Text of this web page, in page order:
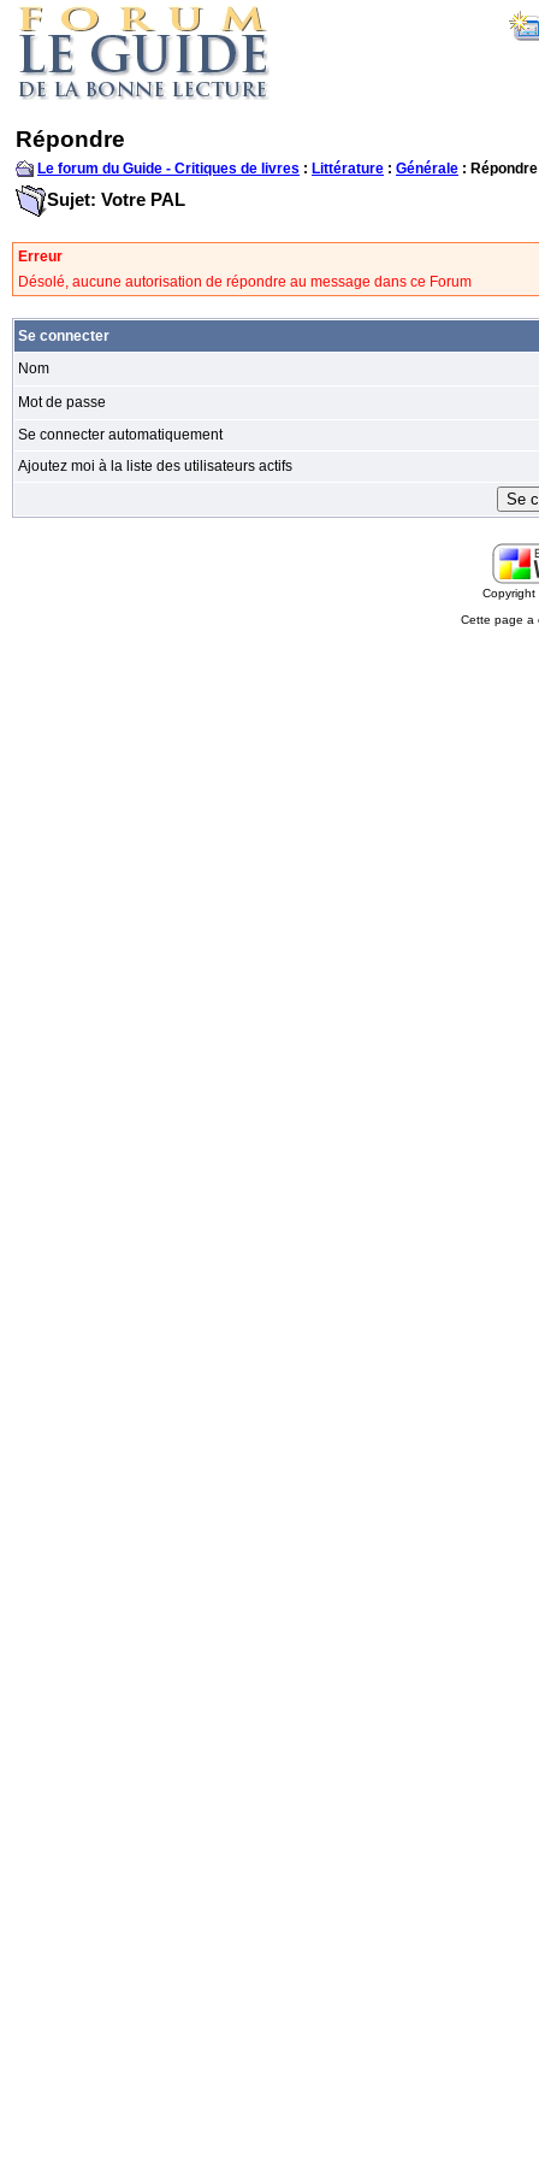
Répondre
Le forum du Guide - Critiques de livres : Littérature : Générale : Répondre
Sujet: Votre PAL
Erreur
Désolé, aucune autorisation de répondre au message dans ce Forum
Se connecter
Nom
Mot de passe
Se connecter automatiquement
Ajoutez moi à la liste des utilisateurs actifs
Cette page a